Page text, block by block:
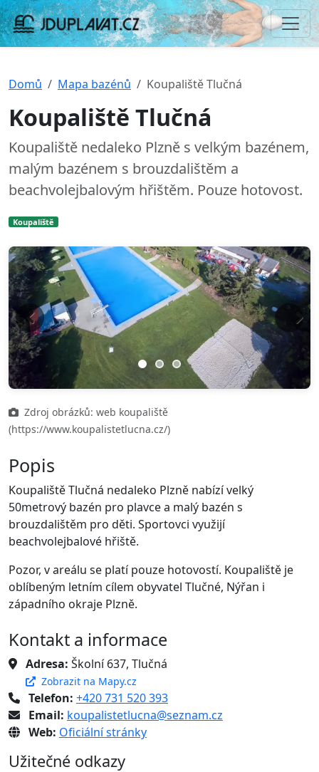
Domů Mapa bazénů Koupaliště Tlučná
Koupaliště Tlučná
Koupaliště nedaleko Plzně s velkým bazénem,
malým bazénem s brouzdalištěm a
beachvolejbalovým hřištěm. Pouze hotovost.
Koupaliště
Previous Next
Zdroj obrázků: web koupaliště
(https://www.koupalistetlucna.cz/)
Popis
Koupaliště Tlučná nedaleko Plzně nabízí velký
50metrový bazén pro plavce a malý bazén s
brouzdalištěm pro děti. Sportovci využijí
beachvolejbalové hřiště.
Pozor, v areálu se platí pouze hotovostí. Koupaliště je
oblíbeným letním cílem obyvatel Tlučné, Nýřan i
západního okraje Plzně.
Kontakt a informace
Adresa: Školní 637, Tlučná
Zobrazit na Mapy.cz
Telefon: +420 731 520 393
Email: koupalistetlucna@seznam.cz
Web: Oficiální stránky
Užitečné odkazy